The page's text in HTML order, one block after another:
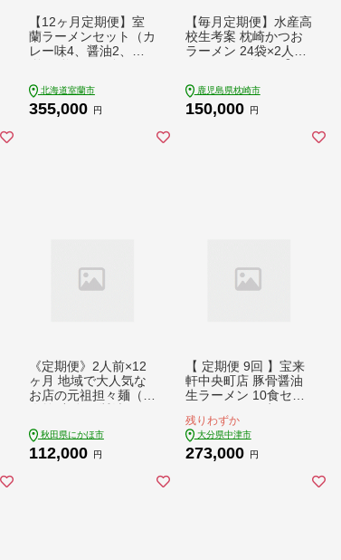
【12ヶ月定期便】室
蘭ラーメンセット（カ
レー味4、醤油2、味
0g×10、自家製チャー
シュー付き MROA168
北海道室蘭市
355,000 円
【毎月定期便】水産高
校生考案 枕崎かつお
ラーメン 24袋×2人前
【4083683】
鹿児島県枕崎市
150,000 円
《定期便》2人前×12
ヶ月 地域で大人気な
お店の元祖担々麺（2
類 具材付き
秋田県にかほ市
112,000 円
【 定期便 9回 】宝来
軒中央町店 豚骨醤油
生ラーメン 10食セッ
メン 豚骨 醤油 豚骨ラ
ーメン とんこつラー
メン 醤油ラーメン 自
残りわずか
大分県中津市
273,000 円